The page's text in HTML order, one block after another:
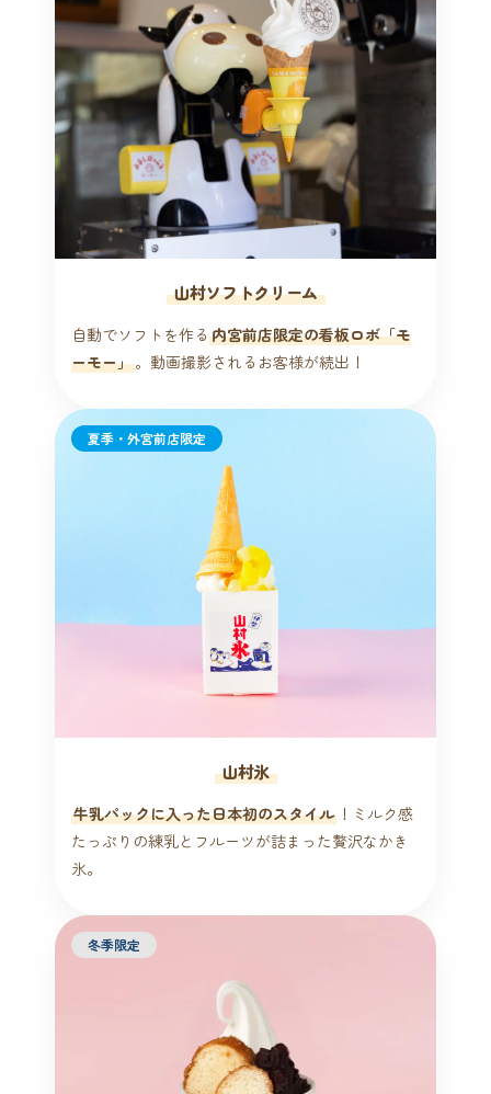
山村ソフトクリーム
自動でソフトを作る 内宮前店限定の看板ロボ「モ
ーモー」。動画撮影されるお客様が続出！
夏季・外宮前店限定
山村氷
牛乳パックに入った日本初のスタイル ！ミルク感
たっぷりの練乳とフルーツが詰まった贅沢なかき
氷。
冬季限定